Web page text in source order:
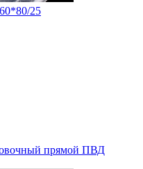
25
прямой ПВД